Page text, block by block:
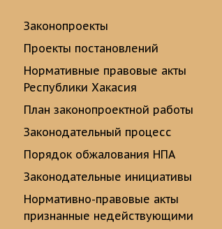
Законопроекты
Проекты постановлений
Нормативные правовые акты
Республики Хакасия
План законопроектной работы
Законодательный процесс
Порядок обжалования НПА
Законодательные инициативы
Нормативно-правовые акты
признанные недействующими